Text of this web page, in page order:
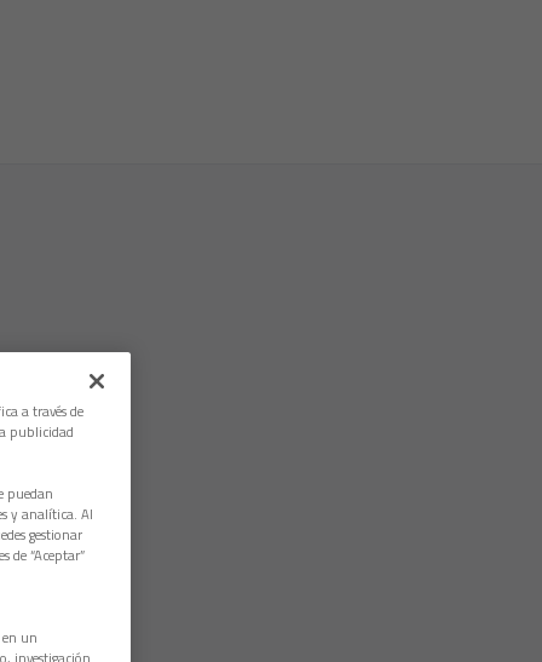
a través de
publicidad
puedan
y analítica. Al
gestionar
de “Aceptar”
un
investigación